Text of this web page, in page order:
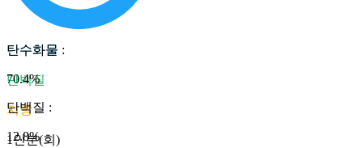
탄수화물
단백질
지방
1인분(회)
탄수화물 :
70.4%
단백질 :
12.8%